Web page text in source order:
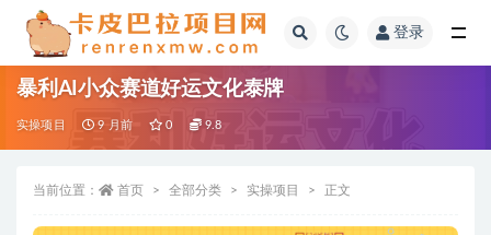
登录
暴利AI小众赛道好运文化泰牌
实操项目 9 月前 0 9.8
当前位置： 首页 全部分类 实操项目 正文
全部